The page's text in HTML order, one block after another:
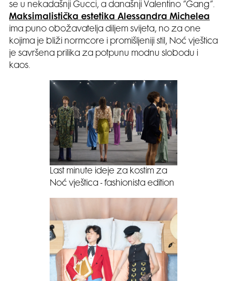
se u nekadašnji Gucci, a današnji Valentino ”Gang”.
Maksimalistička estetika Alessandra Michelea
ima puno obožavatelja diljem svijeta, no za one
kojima je bliži normcore i promišljeniji stil, Noć vještica
je savršena prilika za potpunu modnu slobodu i
kaos.
Last minute ideje za kostim za
Noć vještica - fashionista edition